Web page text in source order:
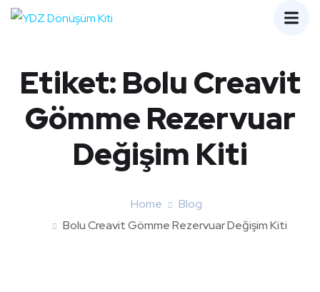
Etiket:Bolu Creavit
Gömme Rezervuar
Değişim Kiti
Home
Blog
Bolu Creavit Gömme Rezervuar Değişim Kiti